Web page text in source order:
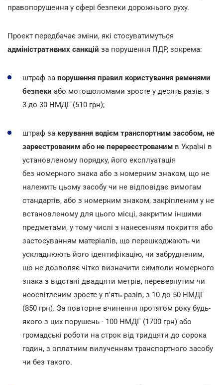
правопорушення у сфері безпеки дорожнього руху.
Проект передбачає зміни, які стосуватимуться
адміністративних санкцій за порушення ПДР, зокрема:
штраф за порушення правил користування ременями
безпеки або мотошоломами зросте у десять разів, з
3 до 30 НМДГ (510 грн);
штраф за керування водієм транспортним засобом, не
зареєстрованим або не перереєстрованим в Україні в
установленому порядку, його експлуатація
без номерного знака або з номерним знаком, що не
належить цьому засобу чи не відповідає вимогам
стандартів, або з номерним знаком, закріпленим у не
встановленому для цього місці, закритим іншими
предметами, у тому числі з нанесенням покриття або
застосуванням матеріалів, що перешкоджають чи
ускладнюють його ідентифікацію, чи забрудненим,
що не дозволяє чітко визначити символи номерного
знака з відстані двадцяти метрів, перевернутим чи
неосвітленим зросте у п'ять разів, з 10 до 50 НМДГ
(850 грн). За повторне вчинення протягом року будь-
якого з цих порушень - 100 НМДГ (1700 грн) або
громадські роботи на строк від тридцяти до сорока
годин, з оплатним вилученням транспортного засобу
чи без такого.